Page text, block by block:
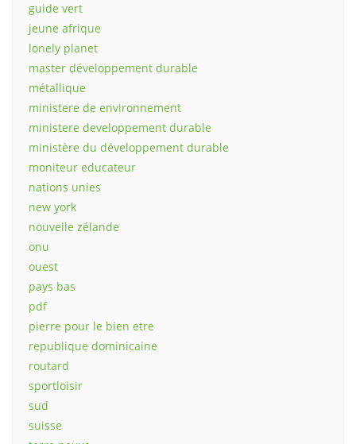
guide vert
jeune afrique
lonely planet
master développement durable
métallique
ministere de environnement
ministere developpement durable
ministère du développement durable
moniteur educateur
nations unies
new york
nouvelle zélande
onu
ouest
pays bas
pdf
pierre pour le bien etre
republique dominicaine
routard
sportloisir
sud
suisse